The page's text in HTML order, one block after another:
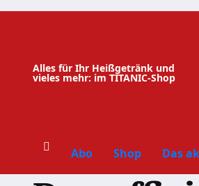
Zum
Alles für Ihr Heißgetränk und
vieles mehr: im TITANIC-Shop
Abo Shop Das